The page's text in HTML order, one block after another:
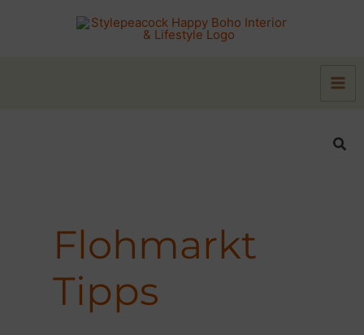
Flohmarkt
Tipps